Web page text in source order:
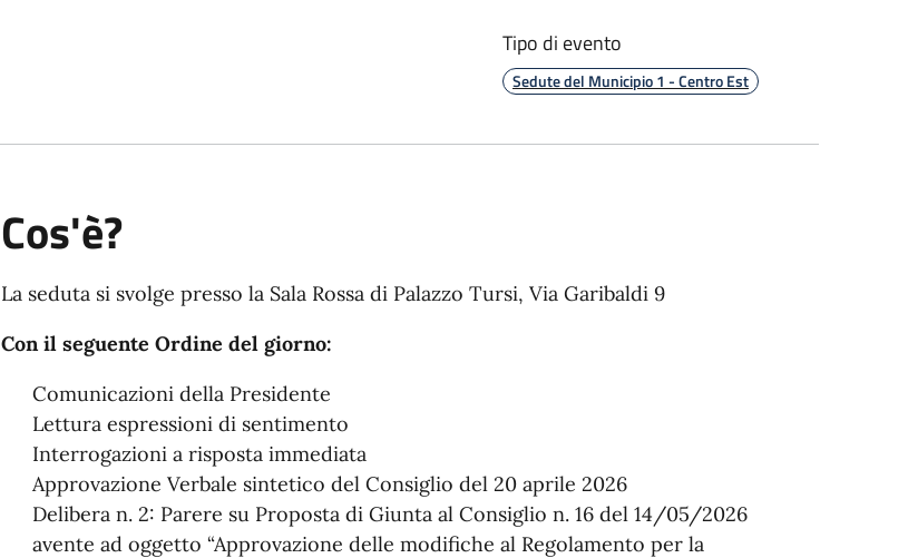
Tipo di evento
Sedute del Municipio 1 - Centro Est
Cos'è?
La seduta si svolge presso la Sala Rossa di Palazzo Tursi, Via Garibaldi 9
Con il seguente Ordine del giorno:
Comunicazioni della Presidente
Lettura espressioni di sentimento
Interrogazioni a risposta immediata
Approvazione Verbale sintetico del Consiglio del 20 aprile 2026
Delibera n. 2: Parere su Proposta di Giunta al Consiglio n. 16 del 14/05/2026
avente ad oggetto “Approvazione delle modifiche al Regolamento per la